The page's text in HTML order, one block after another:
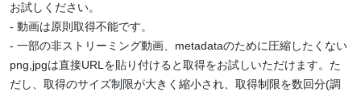
お試しください。
- 動画は原則取得不能です。
- 一部の非ストリーミング動画、metadataのために圧縮したくない
png,jpgは直接URLを貼り付けると取得をお試しいただけます。た
だし、取得のサイズ制限が大きく縮小され、取得制限を数回分(調